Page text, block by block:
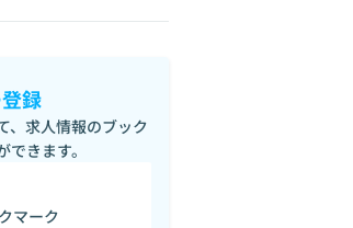
録
、求人情報のブック
きます。
マーク